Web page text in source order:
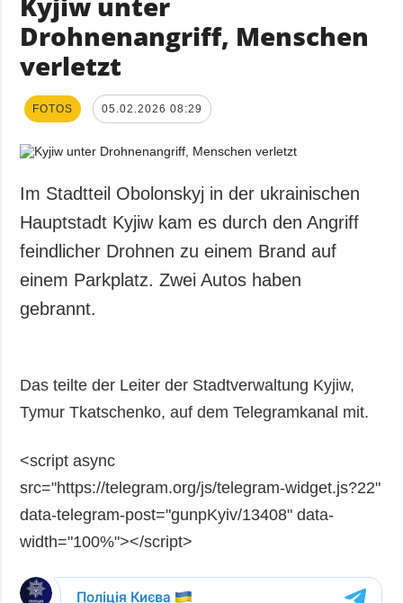
Drohnenangriff, Menschen
verletzt
FOTOS 05.02.2026 08:29
Im Stadtteil Obolonskyj in der ukrainischen
Hauptstadt Kyjiw kam es durch den Angriff
feindlicher Drohnen zu einem Brand auf
einem Parkplatz. Zwei Autos haben
gebrannt.
Das teilte der Leiter der Stadtverwaltung Kyjiw,
Tymur Tkatschenko, auf dem Telegramkanal mit.
<script async
src="https://telegram.org/js/telegram-widget.js?22"
data-telegram-post="gunpKyiv/13408" data-
width="100%"></script>